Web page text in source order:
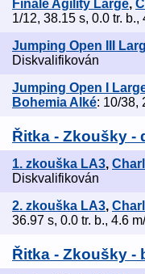
Finále Agility Large,
1/12, 38.15 s, 0.0 tr. b.,
Jumping Open III
Diskvalifikován
Jumping Open I
Bohemia Alké: 10/38,
Řitka - Zkoušky -
1. zkouška LA3,
Diskvalifikován
2. zkouška LA3,
36.97 s, 0.0 tr. b., 4.6
Řitka - Zkoušky -